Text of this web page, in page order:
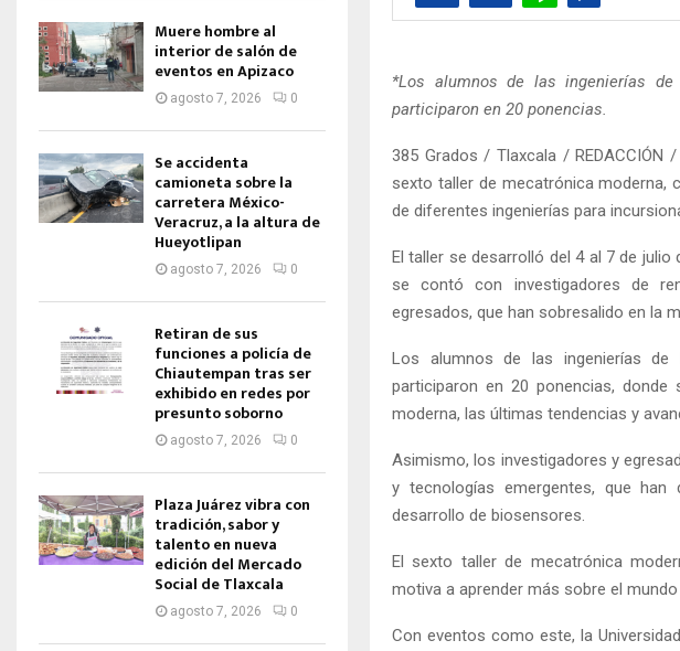
*Los alumnos de las ingenierías
participaron en 20 ponencias.
385 Grados / Tlaxcala / REDACCIÓN
sexto taller de mecatrónica moderna,
de diferentes ingenierías para
El taller se desarrolló del 4 al 7 de
se contó con investigadores de
egresados, que han sobresalido en la
Los alumnos de las ingenierías de
participaron en 20 ponencias,
moderna, las últimas tendencias y
Asimismo, los investigadores y
y tecnologías emergentes, que
desarrollo de biosensores.
El sexto taller de mecatrónica
motiva a aprender más sobre el
Con eventos como este, la
Muere hombre al
interior de salón de
eventos en Apizaco
agosto 7, 2026 0
Se accidenta
camioneta sobre la
carretera México-
Veracruz, a la altura de
Hueyotlipan
agosto 7, 2026 0
Retiran de sus
funciones a policía de
Chiautempan tras ser
exhibido en redes por
presunto soborno
agosto 7, 2026 0
Plaza Juárez vibra con
tradición, sabor y
talento en nueva
edición del Mercado
Social de Tlaxcala
agosto 7, 2026 0